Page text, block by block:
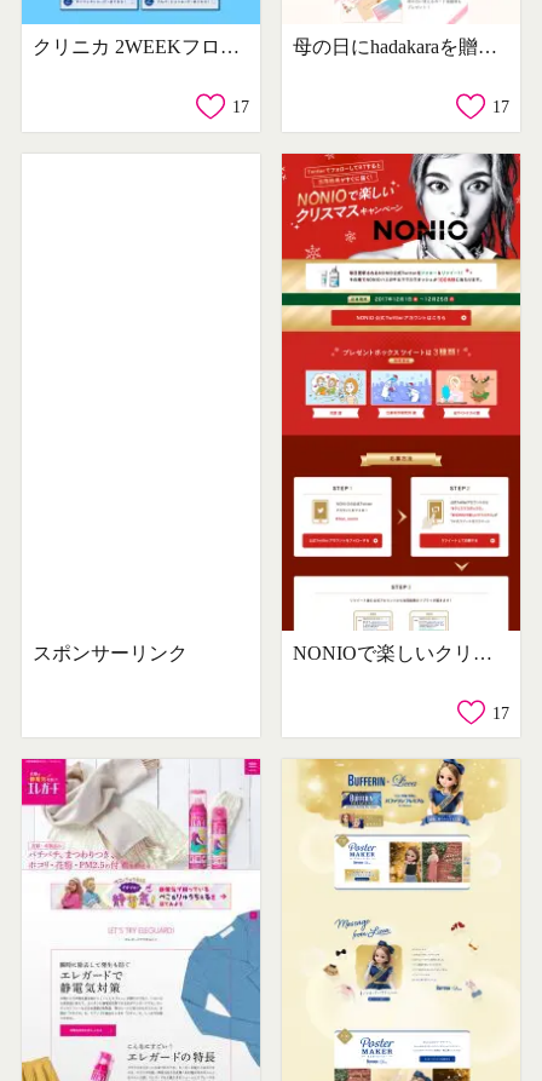
クリニカ 2WEEKフロスチャレンジ
17
母の日にhadakaraを贈ろう！キャンペーン
17
スポンサーリンク NONIOで楽しいクリスマスキャンペーン
17